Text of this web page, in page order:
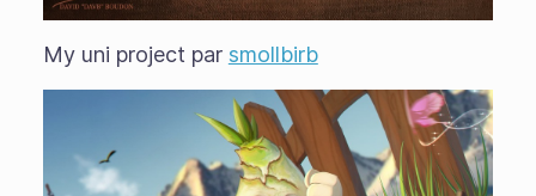
My uni project par smollbirb